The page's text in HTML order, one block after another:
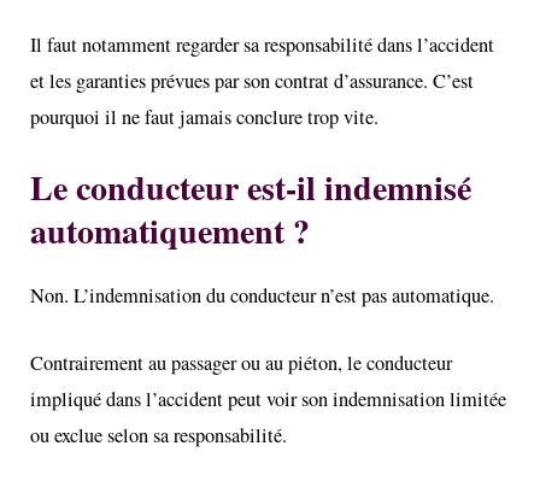
Il faut notamment regarder sa responsabilité dans l’accident
et les garanties prévues par son contrat d’assurance. C’est
pourquoi il ne faut jamais conclure trop vite.
Le conducteur est-il indemnisé
automatiquement ?
Non. L’indemnisation du conducteur n’est pas automatique.
Contrairement au passager ou au piéton, le conducteur
impliqué dans l’accident peut voir son indemnisation limitée
ou exclue selon sa responsabilité.